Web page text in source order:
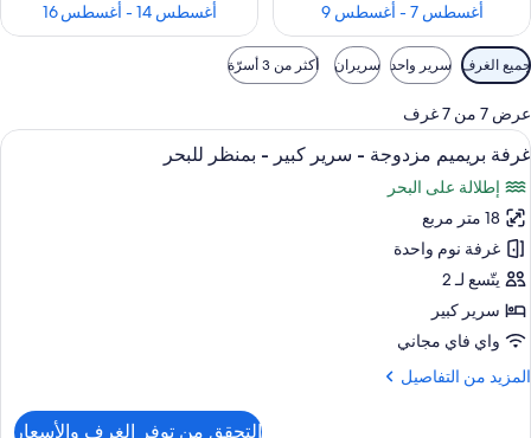
أغسطس 7 - أغسطس 9
أغسطس 14 - أغسطس 16
عوامل
التصفية
المتاحة
للغرف
جميع الغرف سرير واحد سريران أكثر من 3 أسرّة
عرض 7 من 7 غرف
استعراض
جميع
صور
غرفة
بريميم
مزدوجة
-
سرير
كبير
-
ستائر تعتيم ومكواة/لوح كي وبديكورات
7
غرفة بريميم مزدوجة - سرير كبير - بمنظر للبحر
إطلالة على البحر
18 متر مربع
غرفة نوم واحدة
يتّسع لـ 2
سرير كبير
واي فاي مجاني
المزيد من التفاصيل
المزيد
التحقق من توفر الغرف والأسعار